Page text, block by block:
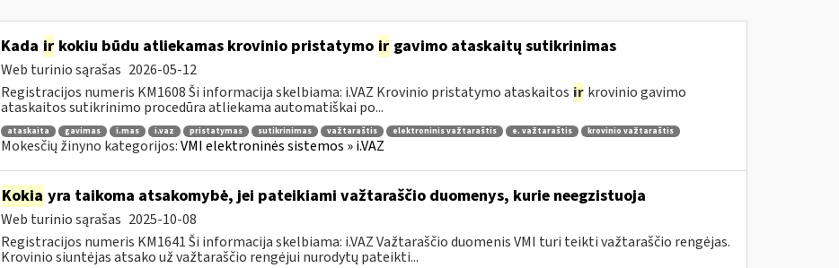
Kada irkokiu būdu atliekamas krovinio pristatymo irgavimo ataskaitų sutikrinimas
Web turinio sąrašas 2026-05-12
Registracijos numeris KM1608 Ši informacija skelbiama: i.VAZ Krovinio pristatymo ataskaitos ir krovinio gavimo
ataskaitos sutikrinimo procedūra atliekama automatiškai po...
ataskaita gavimas i.mas i.vaz pristatymas sutikrinimas važtaraštis elektroninis važtaraštis e. važtaraštis krovinio važtaraštis
Mokesčių žinyno kategorijos:VMI elektroninės sistemos » i.VAZ
Kokia yra taikoma atsakomybė, jei pateikiami važtaraščio duomenys, kurie neegzistuoja
Web turinio sąrašas 2025-10-08
Registracijos numeris KM1641 Ši informacija skelbiama: i.VAZ Važtaraščio duomenis VMI turi teikti važtaraščio rengėjas.
Krovinio siuntėjas atsako už važtaraščio rengėjui nurodytų pateikti...